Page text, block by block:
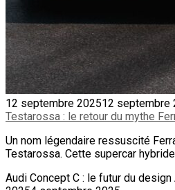
12 septembre 202512 septembre
Testarossa : le retour du mythe
Un nom légendaire ressuscité
Testarossa. Cette supercar
Audi Concept C : le futur du design